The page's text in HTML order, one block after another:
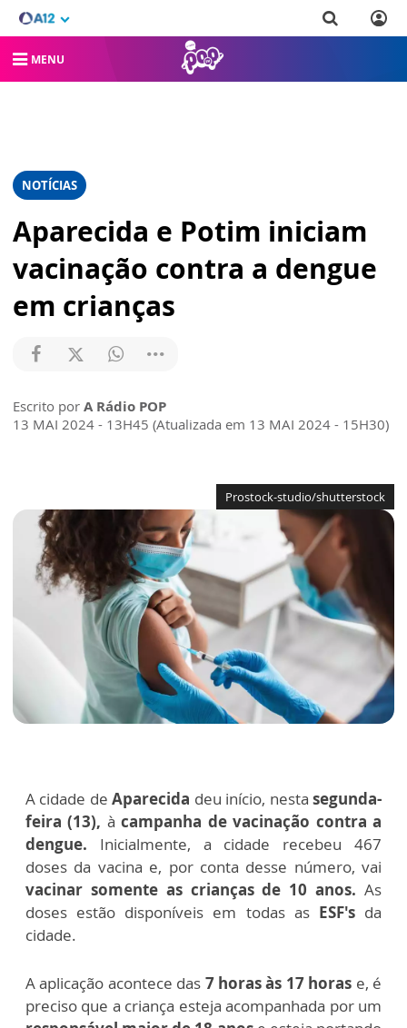
MENU
NOTÍCIAS
Aparecida e Potim iniciam
vacinação contra a dengue
em crianças
Escrito por A Rádio POP
13 MAI 2024 - 13H45 (Atualizada em 13 MAI 2024 - 15H30)
Prostock-studio/shutterstock
A cidade deAparecida deu início, nestasegunda-
feira (13), àcampanha de vacinação contra a
dengue.
Inicialmente, a cidade recebeu 467
doses da vacina e, por conta desse número, vai
vacinar somente as crianças de 10 anos. As
doses estão disponíveis em todas as ESF's da
cidade.
A aplicação acontece das 7 horas às 17 horas e, é
preciso que a criança esteja acompanhada por um